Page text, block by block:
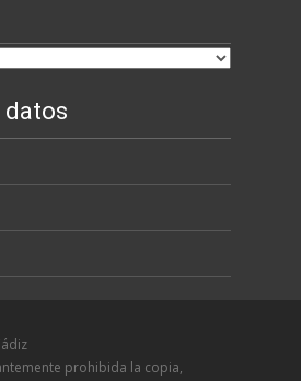
datos
prohibida la copia,